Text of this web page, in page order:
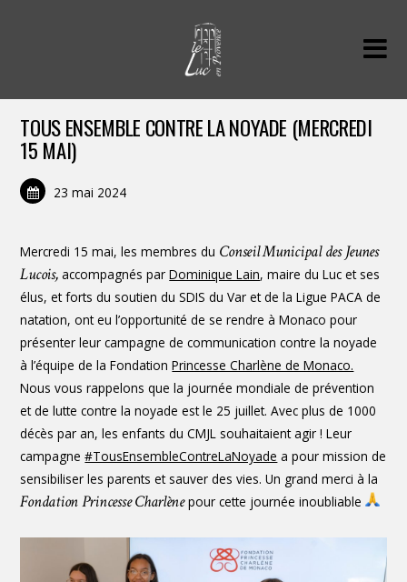
TOUS ENSEMBLE CONTRE LA NOYADE (MERCREDI
15 MAI)
23 mai 2024
Mercredi 15 mai, les membres du Conseil Municipal des Jeunes
Lucois,accompagnés parDominique Lain, maire du Luc et ses
élus, et forts du soutien du SDIS du Var et de la Ligue PACA de
natation, ont eu l’opportunité de se rendre à Monaco pour
présenter leur campagne de communication contre la noyade
à l’équipe de la FondationPrincesse Charlène de Monaco.
Nous vous rappelons que la journée mondiale de prévention
et de lutte contre la noyade est le 25 juillet. Avec plus de 1000
décès par an, les enfants du CMJL souhaitaient agir ! Leur
campagne#TousEnsembleContreLaNoyade a pour mission de
sensibiliser les parents et sauver des vies. Un grand merci à la
Fondation Princesse Charlènepour cette journée inoubliable